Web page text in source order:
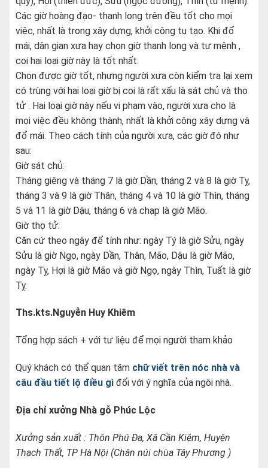
Các giờ hoàng đạo- thanh long trên đều tốt cho mọi
việc, nhất là trong xây dựng, khởi công tu tạo. Khi đổ
mái, dân gian xưa hay chọn giờ thanh long và tư mệnh ,
coi hai loại giờ này là tốt nhất.
Chọn được giờ tốt, nhưng người xưa còn kiểm tra lại xem
có trùng với hai loại giờ bị coi là rất xấu là sát chủ và thọ
tử . Hai loại giờ này nếu vi phạm vào, người xưa cho là
mọi việc đều không thành, nhất là khởi công xây dựng và
đổ mái. Theo cách tính của người xưa, các giờ đó như
sau:
Giờ sát chủ:
Tháng giêng và tháng 7 là giờ Dần, tháng 2 và 8 là giờ Tỵ,
tháng 3 và 9 là giờ Thân, tháng 4 và 10 là giờ Thìn, tháng
5 và 11 là giờ Dậu, tháng 6 và chạp là giờ Mão.
Giờ thọ tử:
Căn cứ theo ngày để tính như: ngày Tý là giờ Sửu, ngày
Sửu là giờ Ngọ, ngày Dần, Thân, Mão, Dậu là giờ Mão,
ngày Tỵ, Hợi là giờ Mão và giờ Ngọ, ngày Thìn, Tuất là giờ
Tỵ.
Ths.kts.Nguyễn Huy Khiêm
Tổng hợp sách + với tư liệu để mọi người tham khảo
Quý khách có thể quan tâm chữ viết trên nóc nhà và
câu đầu tiết lộ điều gì đối với ý nghĩa của ngôi nhà.
Địa chỉ xưởng Nhà gỗ Phúc Lộc
Xưởng sản xuất : Thôn Phú Đa, Xã Cần Kiệm, Huyện
Thạch Thất, TP Hà Nội (Chân núi chùa Tây Phương )